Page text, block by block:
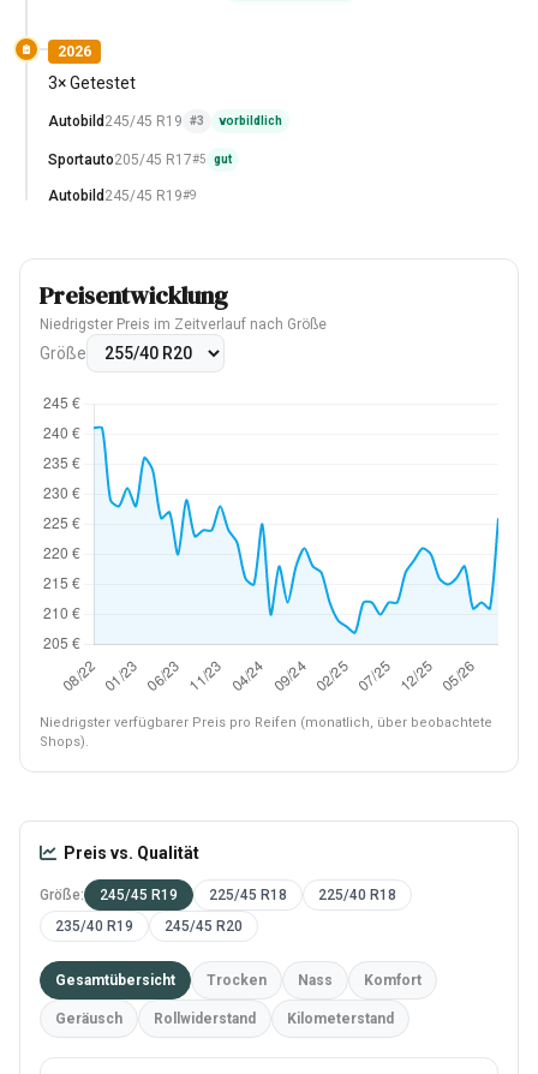
2026
3× Getestet
Autobild 245/45 R19 #3 vorbildlich
Sportauto205/45 R17#5 gut
Autobild 245/45 R19#9
Preisentwicklung
Niedrigster Preis im Zeitverlauf nach Größe
Größe
Niedrigster verfügbarer Preis pro Reifen (monatlich, über beobachtete
Shops).
Preis vs. Qualität
Größe: 245/45 R19 225/45 R18
225/40 R18
235/40 R19
245/45 R20
Gesamtübersicht Trocken Nass Komfort
Geräusch Rollwiderstand Kilometerstand